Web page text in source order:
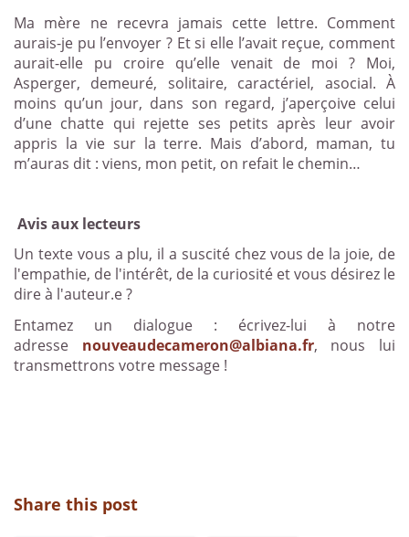
Ma mère ne recevra jamais cette lettre. Comment
aurais-je pu l’envoyer ? Et si elle l’avait reçue, comment
aurait-elle pu croire qu’elle venait de moi ? Moi,
Asperger, demeuré, solitaire, caractériel, asocial. À
moins qu’un jour, dans son regard, j’aperçoive celui
d’une chatte qui rejette ses petits après leur avoir
appris la vie sur la terre. Mais d’abord, maman, tu
m’auras dit : viens, mon petit, on refait le chemin…
Avis aux lecteurs
Un texte vous a plu, il a suscité chez vous de la joie, de
l'empathie, de l'intérêt, de la curiosité et vous désirez le
dire à l'auteur.e ?
Entamez un dialogue : écrivez-lui à notre
adresse nouveaudecameron@albiana.fr, nous lui
transmettrons votre message !
Share this post